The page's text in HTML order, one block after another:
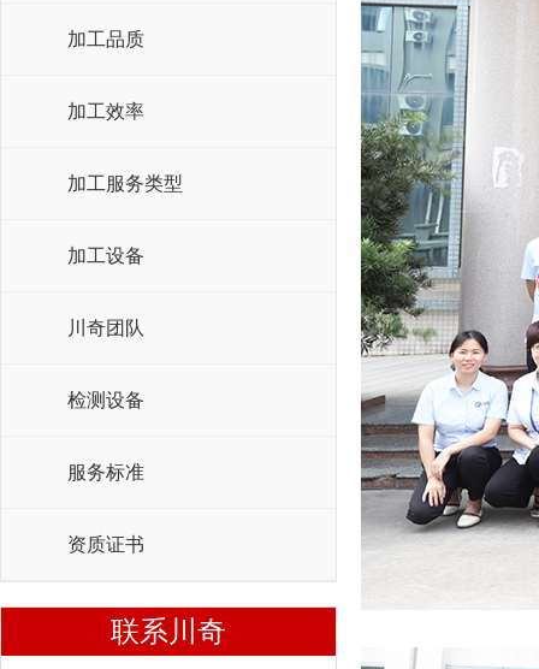
加工品质
加工效率
加工服务类型
加工设备
川奇团队
检测设备
服务标准
资质证书
联系川奇